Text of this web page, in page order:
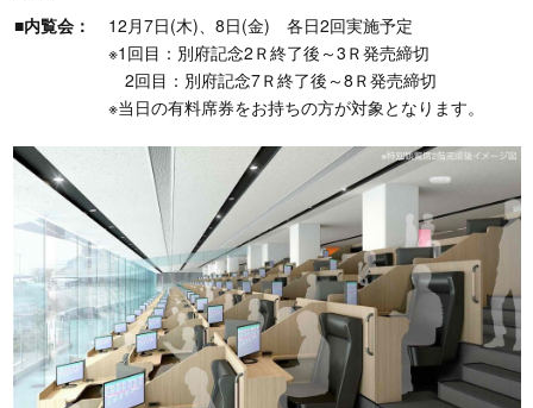
■内覧会：
12月7日(木)、8日(金) 各日2回実施予定
※1回目：別府記念2Ｒ終了後～3Ｒ発売締切
2回目：別府記念7Ｒ終了後～8Ｒ発売締切
※当日の有料席券をお持ちの方が対象となります。